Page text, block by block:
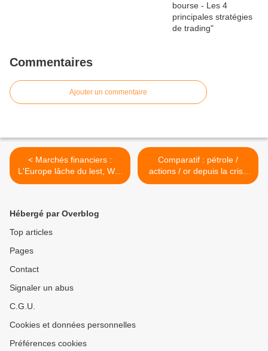
Commentaires
Ajouter un commentaire
< Marchés financiers :
L'Europe lâche du lest, Wall
Street reste ferme
Comparatif : pétrole /
actions / or depuis la crise
de l'été 2007 >
Hébergé par Overblog
Top articles
Pages
Contact
Signaler un abus
C.G.U.
Cookies et données personnelles
Préférences cookies